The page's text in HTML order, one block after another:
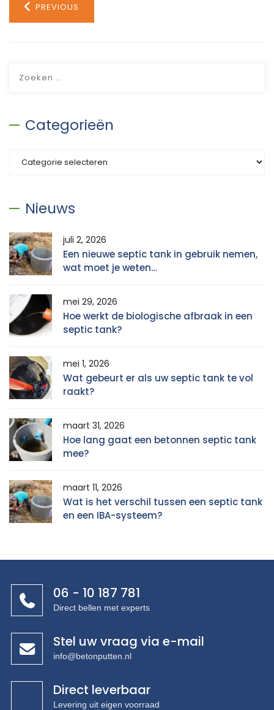
PREVIOUS
Categorieën
Nieuws
juli 2, 2026
Een nieuwe septic tank in gebruik nemen,
wat moet je weten…
mei 29, 2026
Hoe werkt de biologische afbraak in een
septic tank?
mei 1, 2026
Wat gebeurt er als uw septic tank te vol
raakt?
maart 31, 2026
Hoe lang gaat een betonnen septic tank
mee?
maart 11, 2026
Wat is het verschil tussen een septic tank
en een IBA-systeem?
06 - 10 187 781
Direct bellen met experts
Stel uw vraag via e-mail
info@betonputten.nl
Direct leverbaar
Levering uit eigen voorraad